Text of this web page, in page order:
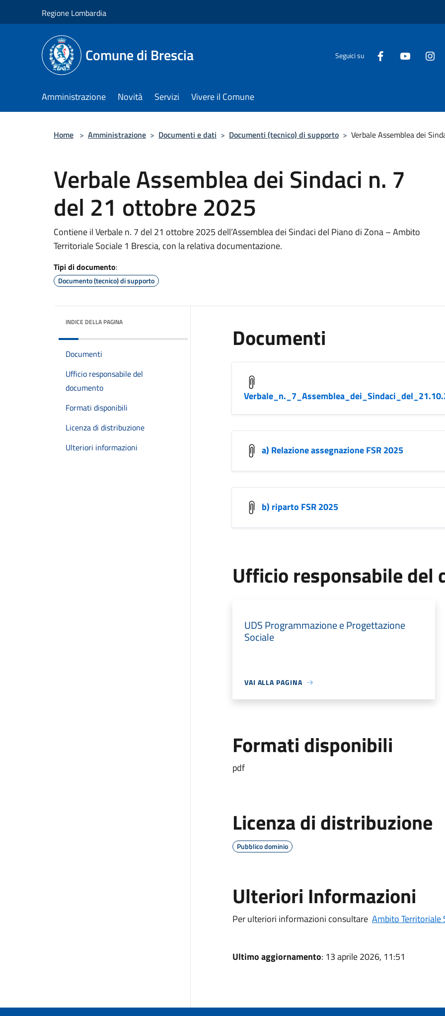
Regione Lombardia
Comune di Brescia Seguici su
Amministrazione Novità Servizi Vivere il Comune
Home > Amministrazione > Documenti e dati > Documenti (tecnico) di supporto > Verbale Assemblea dei
Verbale Assemblea dei Sindaci n. 7
del 21 ottobre 2025
Contiene il Verbale n. 7 del 21 ottobre 2025 dell’Assemblea dei Sindaci del Piano di Zona – Ambito
Territoriale Sociale 1 Brescia, con la relativa documentazione.
Tipi di documento:
Documento (tecnico) di supporto
INDICE DELLA PAGINA
Documenti
Ufficio responsabile del
documento
Formati disponibili
Licenza di distribuzione
Ulteriori informazioni
Documenti
a) Relazione assegnazione FSR 2025
b) riparto FSR 2025
Ufficio responsabile del
UDS Programmazione e Progettazione
Sociale
VAI ALLA PAGINA
Formati disponibili
pdf
Licenza di distribuzione
Pubblico dominio
Ulteriori Informazioni
Per ulteriori informazioni consultare Ambito Territoriale
Ultimo aggiornamento: 13 aprile 2026, 11:51